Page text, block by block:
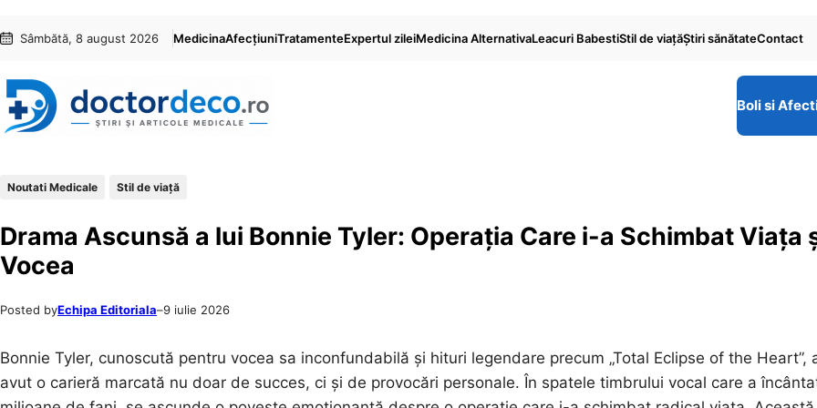
conținut
content
Sâmbătă, 8 august 2026 MedicinaAfecțiuniTratamenteExpertul zileiMedicina AlternativaLeacuri BabestiStil de viaţăŞtiri sănătateContact
Boli si
Noutati Medicale Stil de viaţă
Drama Ascunsă a lui Bonnie Tyler: Operația Care i-a Schimbat Viața
Vocea
Posted byEchipa Editoriala–9 iulie 2026
Bonnie Tyler, cunoscută pentru vocea sa inconfundabilă și hituri legendare precum „Total Eclipse of the Heart”,
avut o carieră marcată nu doar de succes, ci și de provocări personale. În spatele timbrului vocal care a